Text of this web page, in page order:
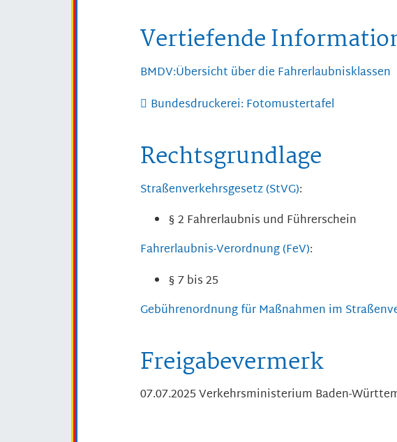
Vertiefende
BMDV:Übersicht über die Fahrerlaubnisklassen
Bundesdruckerei: Fotomustertafel
Rechtsgrundlage
Straßenverkehrsgesetz (StVG):
§ 2 Fahrerlaubnis und Führerschein
Fahrerlaubnis-Verordnung (FeV):
§ 7 bis 25
Gebührenordnung für Maßnahmen im
Freigabevermerk
07.07.2025 Verkehrsministerium Baden-